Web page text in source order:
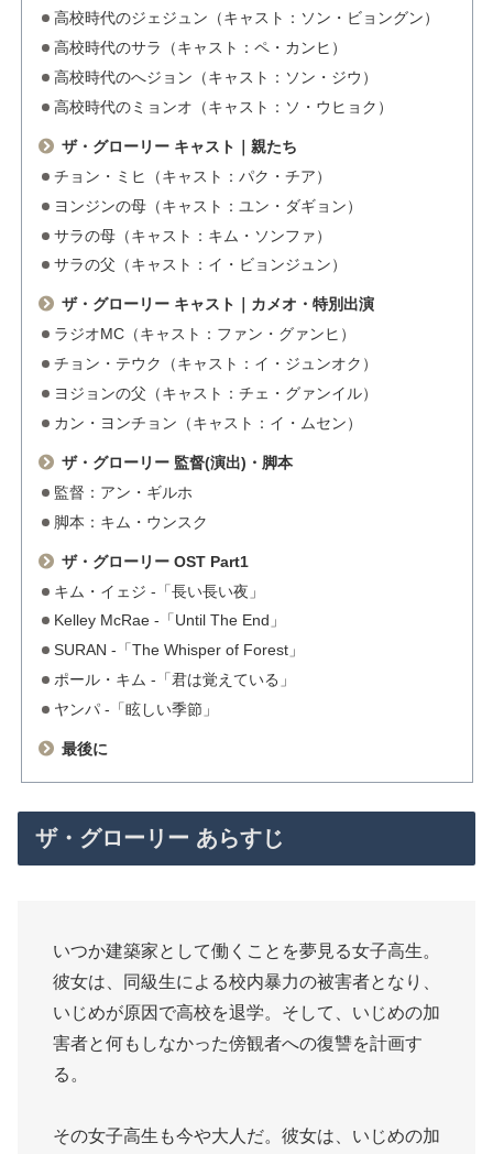
高校時代のジェジュン（キャスト：ソン・ビョングン）
高校時代のサラ（キャスト：ペ・カンヒ）
高校時代のへジョン（キャスト：ソン・ジウ）
高校時代のミョンオ（キャスト：ソ・ウヒョク）
ザ・グローリー キャスト｜親たち
チョン・ミヒ（キャスト：パク・チア）
ヨンジンの母（キャスト：ユン・ダギョン）
サラの母（キャスト：キム・ソンファ）
サラの父（キャスト：イ・ビョンジュン）
ザ・グローリー キャスト｜カメオ・特別出演
ラジオMC（キャスト：ファン・グァンヒ）
チョン・テウク（キャスト：イ・ジュンオク）
ヨジョンの父（キャスト：チェ・グァンイル）
カン・ヨンチョン（キャスト：イ・ムセン）
ザ・グローリー 監督(演出)・脚本
監督：アン・ギルホ
脚本：キム・ウンスク
ザ・グローリー OST Part1
キム・イェジ -「長い長い夜」
Kelley McRae -「Until The End」
SURAN -「The Whisper of Forest」
ポール・キム -「君は覚えている」
ヤンパ -「眩しい季節」
最後に
ザ・グローリー あらすじ
いつか建築家として働くことを夢見る女子高生。
彼女は、同級生による校内暴力の被害者となり、
いじめが原因で高校を退学。そして、いじめの加
害者と何もしなかった傍観者への復讐を計画す
る。
その女子高生も今や大人だ。彼女は、いじめの加